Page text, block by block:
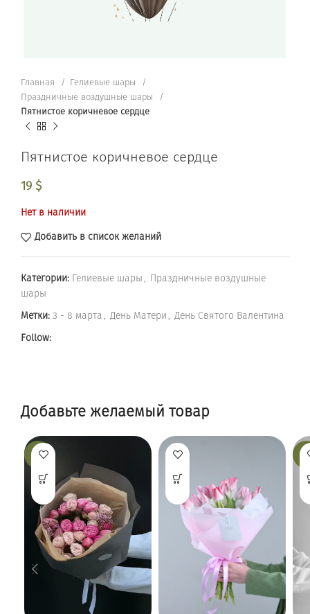
Главная
Гелиевые шары
Праздничные воздушные шары
Пятнистое коричневое сердце
Пятнистое коричневое сердце
19 $
Нет в наличии
Добавить в список желаний
Категории: Гелиевые шары , Праздничные воздушные
шары
Метки: 3 - 8 марта , День Матери , День Святого Валентина
Follow:
Добавьте желаемый товар
-13% -